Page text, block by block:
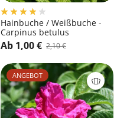
Hainbuche / Weißbuche -
Carpinus betulus
Ab 1,00 € 2,10 €
ANGEBOT